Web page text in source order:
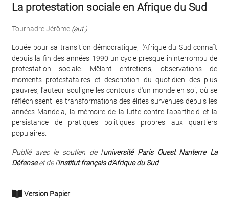
La protestation sociale en Afrique du Sud
Tournadre Jérôme (aut.)
Louée pour sa transition démocratique, l'Afrique du Sud connaît
depuis la fin des années 1990 un cycle presque ininterrompu de
protestation sociale. Mêlant entretiens, observations de
moments protestataires et description du quotidien des plus
pauvres, l'auteur souligne les contours d'un monde en soi, où se
réfléchissent les transformations des élites survenues depuis les
années Mandela, la mémoire de la lutte contre l'apartheid et la
persistance de pratiques politiques propres aux quartiers
populaires.
Publié avec le soutien de l'université Paris Ouest Nanterre La
Défenseet de l'Institut français d'Afrique du Sud.
Version Papier